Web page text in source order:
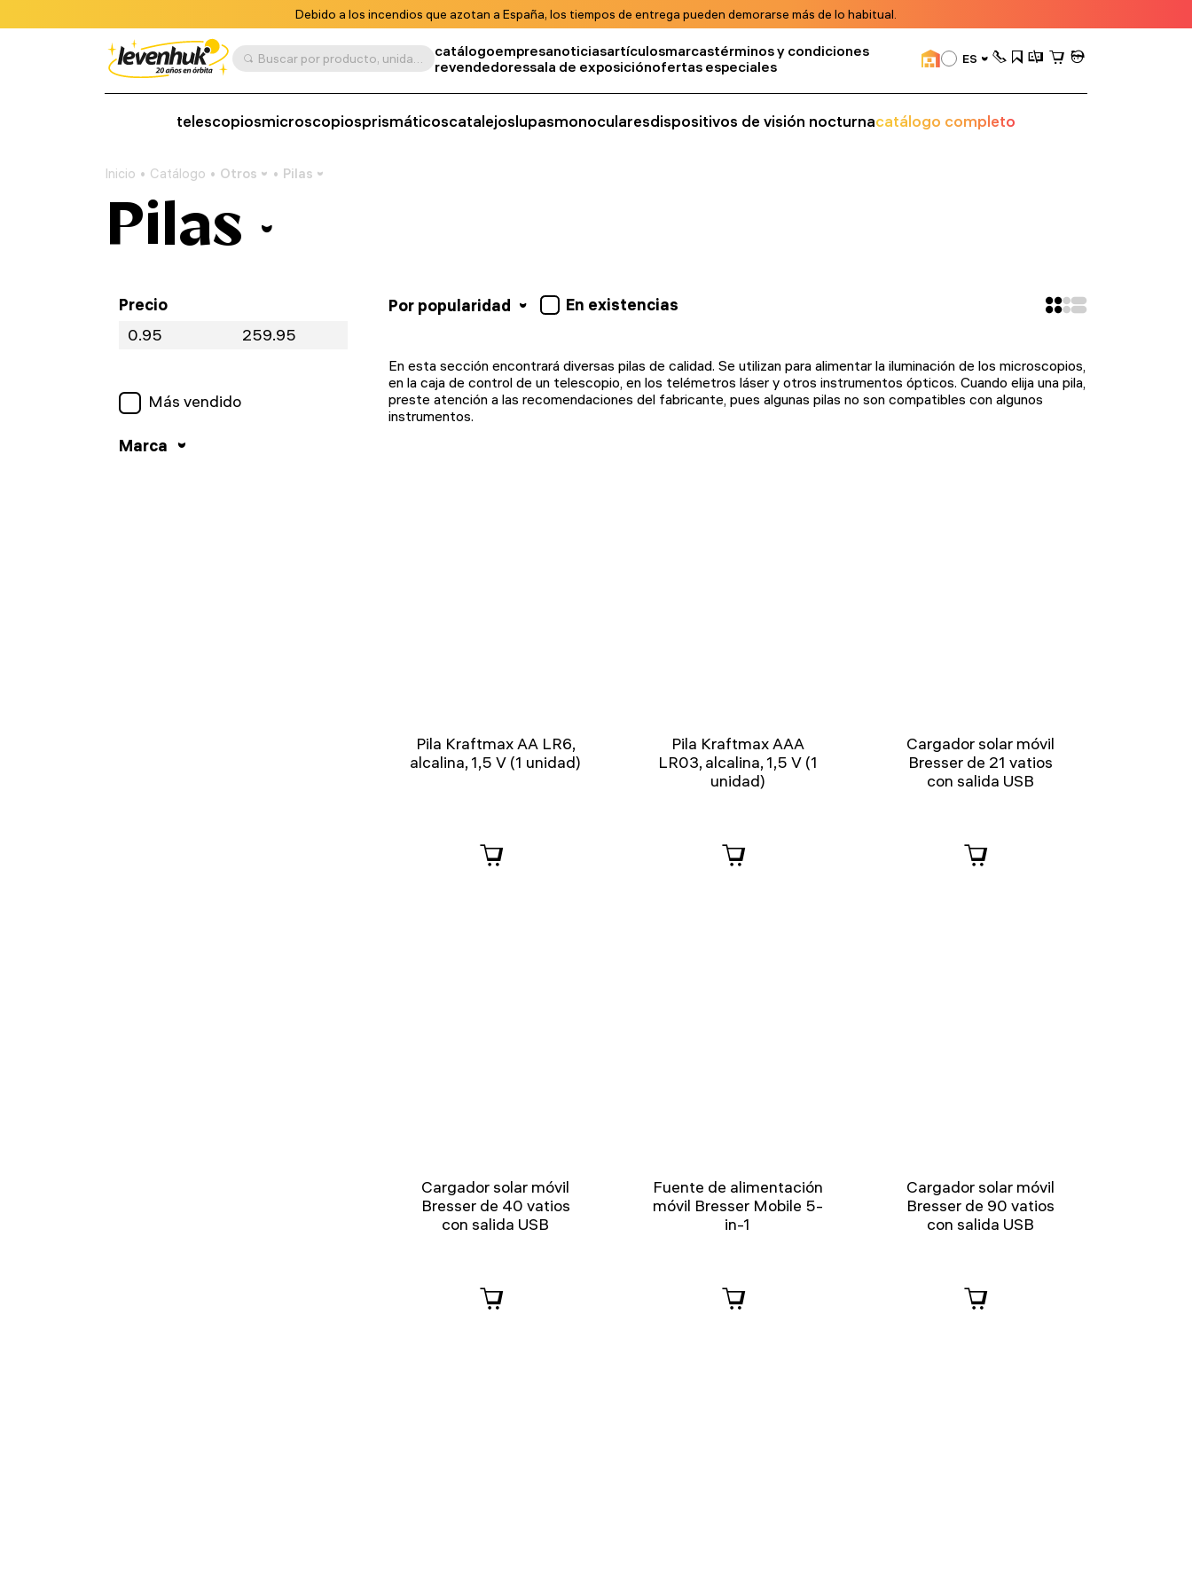
Debido a los incendios que azotan a España, los tiempos de entrega pueden demorarse más de lo habitual.
Buscar por producto, unidad de almacenamiento, categoría, etc. catálogoempresanoticiasartículosmarcastérminos y condiciones
revendedoressala de exposiciónofertas especiales ES
telescopiosmicroscopiosprismáticoscatalejoslupasmonocularesdispositivos de visión nocturnacatálogo completo
Inicio Catálogo Otros Pilas
Pilas
Precio
Más vendido
Marca
Por popularidad En existencias
En esta sección encontrará diversas pilas de calidad. Se utilizan para alimentar la iluminación de los microscopios,
en la caja de control de un telescopio, en los telémetros láser y otros instrumentos ópticos. Cuando elija una pila,
preste atención a las recomendaciones del fabricante, pues algunas pilas no son compatibles con algunos
instrumentos.
Pila Kraftmax AA LR6,
alcalina, 1,5 V (1 unidad)
Pila Kraftmax AAA
LR03, alcalina, 1,5 V (1
unidad)
Cargador solar móvil
Bresser de 21 vatios
con salida USB
Cargador solar móvil
Bresser de 40 vatios
con salida USB
Fuente de alimentación
móvil Bresser Mobile 5-
in-1
Cargador solar móvil
Bresser de 90 vatios
con salida USB